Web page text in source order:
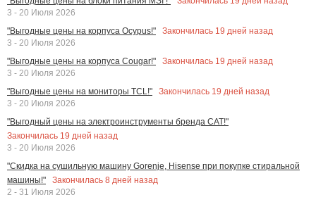
3 - 20 Июля 2026
"Выгодные цены на корпуса Ocypus!"
Закончилась 19 дней назад
3 - 20 Июля 2026
"Выгодные цены на корпуса Cougar!"
Закончилась 19 дней назад
3 - 20 Июля 2026
"Выгодные цены на мониторы TCL!"
Закончилась 19 дней назад
3 - 20 Июля 2026
"Выгодный цены на электроинструменты бренда CAT!"
Закончилась 19 дней назад
3 - 20 Июля 2026
"Скидка на сушильную машину Gorenje, Hisense при покупке стиральной
машины!"
Закончилась 8 дней назад
2 - 31 Июля 2026